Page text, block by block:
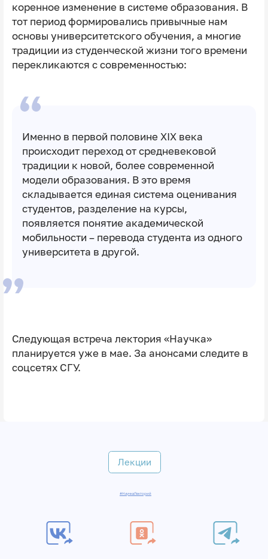
коренное изменение в системе образования. В
тот период формировались привычные нам
основы университетского обучения, а многие
традиции из студенческой жизни того времени
перекликаются с современностью:
Именно в первой половине XIX века
происходит переход от средневековой
традиции к новой, более современной
модели образования. В это время
складывается единая система оценивания
студентов, разделение на курсы,
появляется понятие академической
мобильности – перевода студента из одного
университета в другой.
Следующая встреча лектория «Научка»
планируется уже в мае. За анонсами следите в
соцсетях СГУ.
Лекции
#НаучкаЛекторий